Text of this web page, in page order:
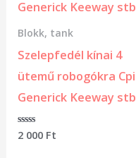
Blokk, tank
Szelepfedél kínai 4
ütemű robogókra Cpi
Generick Keeway stb
Értékelés:
2 000 Ft